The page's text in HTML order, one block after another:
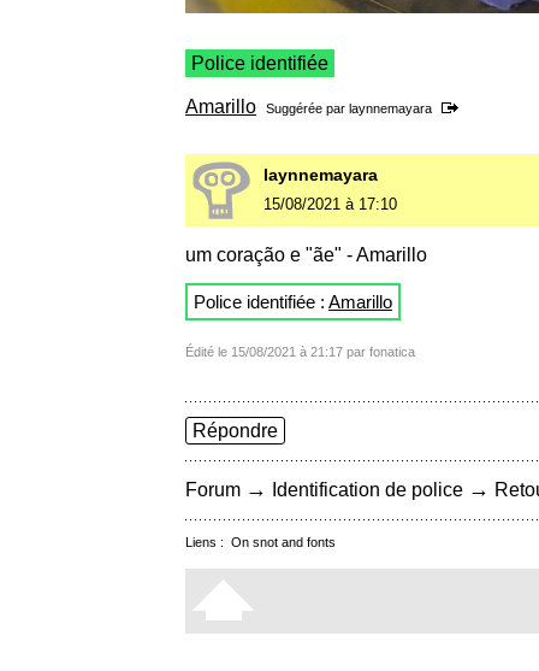
Police identifiée
Amarillo Suggérée par laynnemayara
laynnemayara
15/08/2021 à 17:10
um coração e "ãe" - Amarillo
Police identifiée : Amarillo
Édité le 15/08/2021 à 21:17 par fonatica
Répondre
Forum → Identification de police →
Liens : On snot and fonts